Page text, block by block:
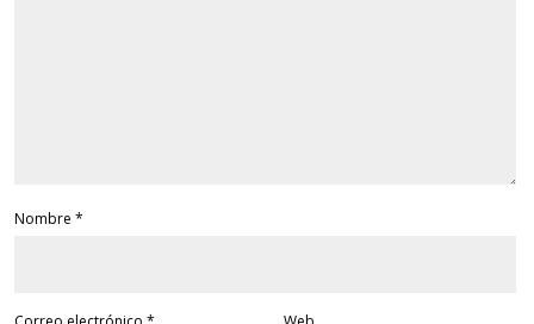
Nombre *